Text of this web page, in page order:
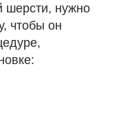
шерсти, нужно
чтобы он